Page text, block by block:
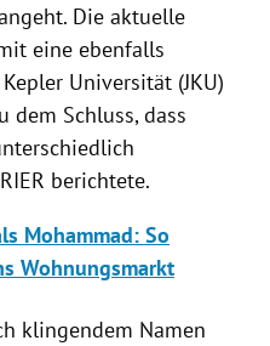
Die aktuelle
eine ebenfalls
Universität (JKU)
dem Schluss, dass
berichtete.
Mohammad: So
Wohnungsmarkt
klingendem Namen